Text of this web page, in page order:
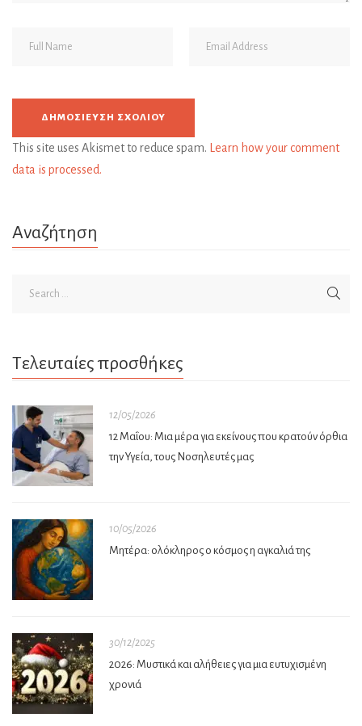
This site uses Akismet to reduce spam.
Learn how your comment
data is processed.
Αναζήτηση
Τελευταίες προσθήκες
12/05/2026
12 Μαΐου: Μια μέρα για εκείνους που κρατούν όρθια
την Υγεία, τους Νοσηλευτές μας
10/05/2026
Μητέρα: ολόκληρος ο κόσμος η αγκαλιά της
30/12/2025
2026: Μυστικά και αλήθειες για μια ευτυχισμένη
χρονιά